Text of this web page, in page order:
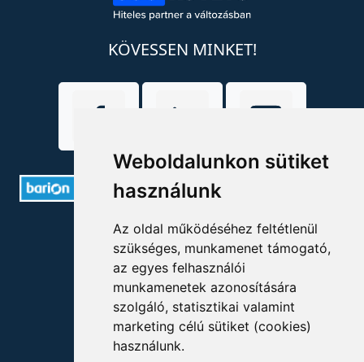
Weboldalunkon sütiket
használunk
Az oldal működéséhez feltétlenül
szükséges, munkamenet támogató,
az egyes felhasználói
munkamenetek azonosítására
szolgáló, statisztikai valamint
marketing célú sütiket (cookies)
használunk.
KÖVESSEN MINKET!
ELÉRHETŐSÉGEK
+36 1 880 7600
info@mprx.hu